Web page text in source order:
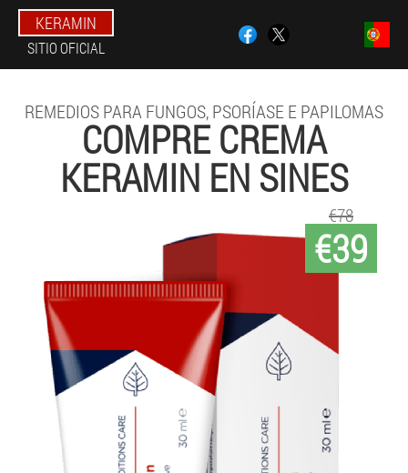
KERAMIN
SITIO OFICIAL
REMEDIOS PARA FUNGOS, PSORÍASE E PAPILOMAS
COMPRE CREMA
KERAMIN EN SINES
€39
€78